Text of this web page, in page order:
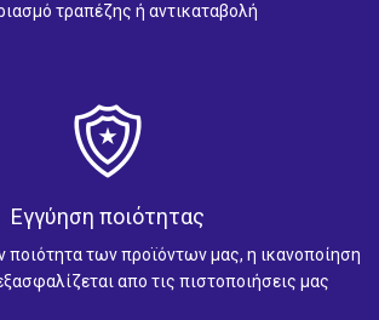
τραπέζης ή αντικαταβολή
Εγγύηση ποιότητας
ποιότητα των προϊόντων μας, η ικανοποίηση
απο τις πιστοποιήσεις μας